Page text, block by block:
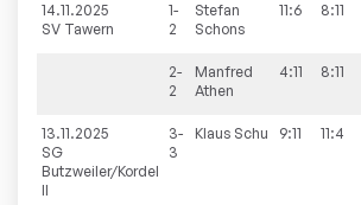
14.11.2025
SV Tawern
1-
2
Stefan
Schons
11:6 8:11
2-
2
Manfred
Athen
4:11 8:11
13.11.2025
SG
Butzweiler/Kordel
II
3-
3
Klaus Schu 9:11 11:4